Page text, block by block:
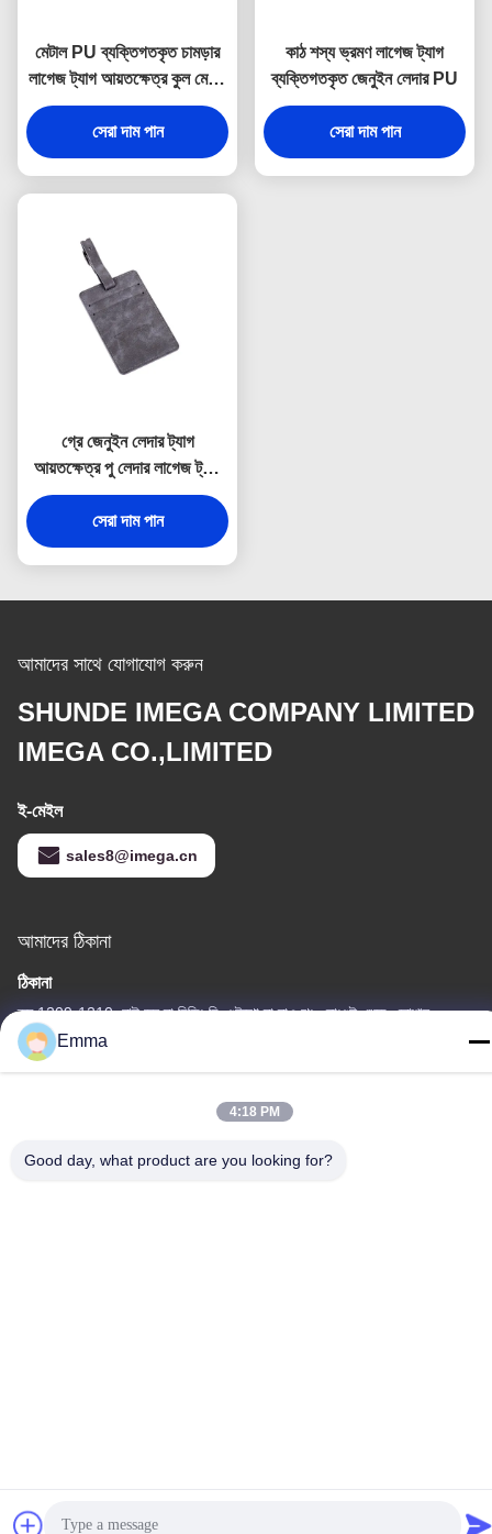
মেটাল PU ব্যক্তিগতকৃত চামড়ার
লাগেজ ট্যাগ আয়তক্ষেত্র কুল মেটাল
লাগেজ ট্যাগ
সেরা দাম পান
কাঠ শস্য ভ্রমণ লাগেজ ট্যাগ
ব্যক্তিগতকৃত জেনুইন লেদার PU
সেরা দাম পান
গ্রে জেনুইন লেদার ট্যাগ
আয়তক্ষেত্র পু লেদার লাগেজ ট্যাগ
স্যুভেনির উপহার
সেরা দাম পান
আমাদের সাথে যোগাযোগ করুন
SHUNDE IMEGA COMPANY LIMITED
IMEGA CO.,LIMITED
ই-মেইল
sales8@imega.cn
আমাদের ঠিকানা
ঠিকানা
রুম 1209-1210, হাই জুন দা বিল্ডিং বি, গুইঝো দা দাও ঝং, রোংগুই, শুন্ডে, ফোশান,
গুয়াংডং, চীন
টেল
Emma
4:18 PM
Good day, what product are you looking for?